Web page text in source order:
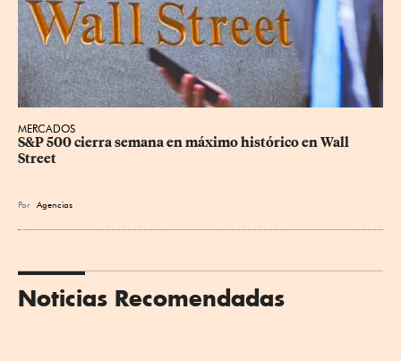
MERCADOS
S&P 500 cierra semana en máximo histórico en Wall
Street
Por Agencias
Noticias Recomendadas